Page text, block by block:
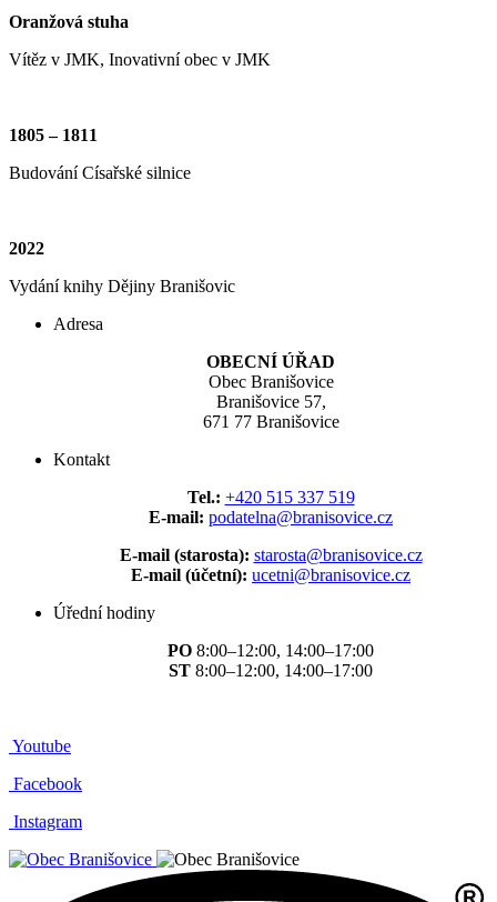
Oranžová stuha
Vítěz v JMK, Inovativní obec v JMK
1805 – 1811
Budování Císařské silnice
2022
Vydání knihy Dějiny Branišovic
Adresa
OBECNÍ ÚŘAD
Obec Branišovice
Branišovice 57,
671 77 Branišovice
Kontakt
Tel.: +420 515 337 519
E-mail: podatelna@branisovice.cz
E-mail (starosta): starosta@branisovice.cz
E-mail (účetní): ucetni@branisovice.cz
Úřední hodiny
PO 8:00–12:00, 14:00–17:00
ST 8:00–12:00, 14:00–17:00
Youtube
Facebook
Instagram